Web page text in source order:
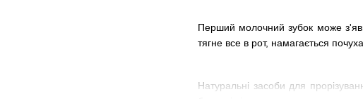
Перший молочний зубок може
тягне все в рот, намагається
Натуральні засоби для